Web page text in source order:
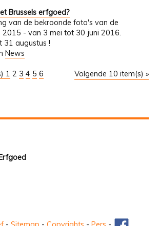
Brussels erfgoed?
van de bekroonde foto's van de
- van 3 mei tot 30 juni 2016.
31 augustus !
News
Volgende 10 item(s) »
1 2 3 4 5 6